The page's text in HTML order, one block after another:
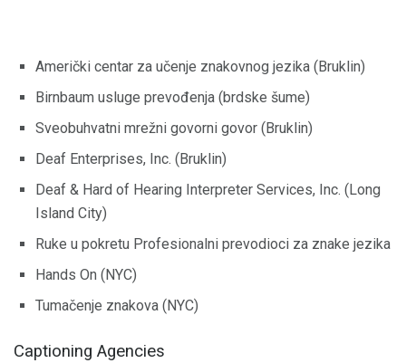
Američki centar za učenje znakovnog jezika (Bruklin)
Birnbaum usluge prevođenja (brdske šume)
Sveobuhvatni mrežni govorni govor (Bruklin)
Deaf Enterprises, Inc. (Bruklin)
Deaf & Hard of Hearing Interpreter Services, Inc. (Long
Island City)
Ruke u pokretu Profesionalni prevodioci za znake jezika
Hands On (NYC)
Tumačenje znakova (NYC)
Captioning Agencies